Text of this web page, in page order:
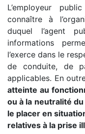
L’employeur
connaître à
duquel l’agent
informations
l’exerce dans le
de conduite, de
applicables. En
atteinte au
ou à la neutralité
le placer en
relatives à la prise